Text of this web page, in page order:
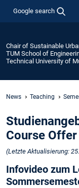
Google search
Chair of Sustainable
TUM School of
Technical University of
News Teaching
Course
(Letzte Aktualisierung:
Infovideo zum